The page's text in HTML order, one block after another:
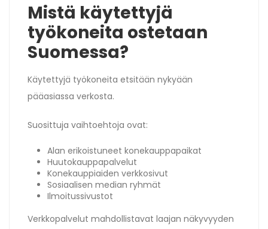
Mistä käytettyjä
työkoneita ostetaan
Suomessa?
Käytettyjä työkoneita etsitään nykyään
pääasiassa verkosta.
Suosittuja vaihtoehtoja ovat:
Alan erikoistuneet konekauppapaikat
Huutokauppapalvelut
Konekauppiaiden verkkosivut
Sosiaalisen median ryhmät
Ilmoitussivustot
Verkkopalvelut mahdollistavat laajan näkyvyyden